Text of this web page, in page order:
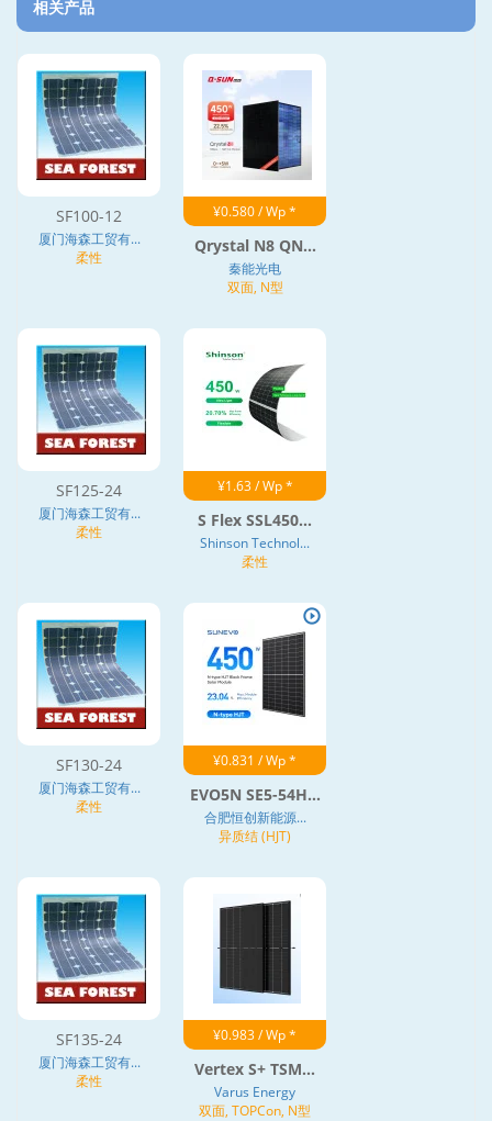
相关产品
SF100-12
厦门海森工贸有...
柔性
¥0.580 / Wp *
Qrystal N8 QN...
秦能光电
双面, N型
SF125-24
厦门海森工贸有...
柔性
¥1.63 / Wp *
S Flex SSL450...
Shinson Technol...
柔性
SF130-24
厦门海森工贸有...
柔性
¥0.831 / Wp *
EVO5N SE5-54H...
合肥恒创新能源...
异质结 (HJT)
SF135-24
厦门海森工贸有...
柔性
¥0.983 / Wp *
Vertex S+ TSM...
Varus Energy
双面, TOPCon, N型